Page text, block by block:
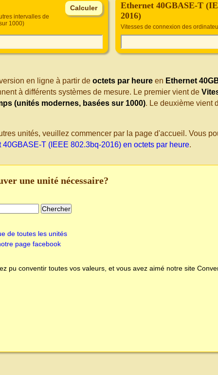
intervalles de
1000)
Ethernet 40GBASE-T
2016)
Vitesses de connexion des
en ligne à partir de octets par heure en Ethernet
à différents systèmes de mesure. Le premier vient de
(unités modernes, basées sur 1000). Le deuxième vient
unités, veuillez commencer par la page d'accueil. Vous
40GBASE-T (IEEE 802.3bq-2016) en octets par heure.
une unité nécessaire?
de toutes les unités
page facebook
pu conventir toutes vos valeurs, et vous avez aimé notre site